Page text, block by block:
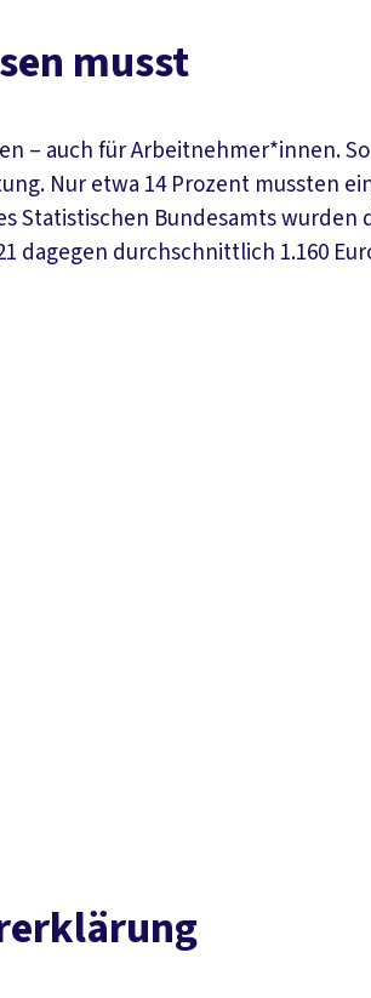
musst
– auch für Arbeitnehmer*innen.
Nur etwa 14 Prozent mussten
Bundesamts
dagegen durchschnittlich 1.160